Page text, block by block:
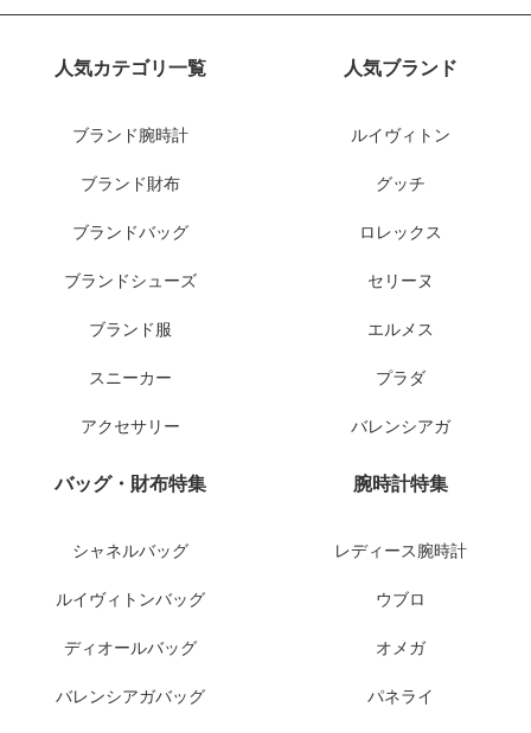
人気カテゴリ一覧
ブランド腕時計
ブランド財布
ブランドバッグ
ブランドシューズ
ブランド服
スニーカー
アクセサリー
人気ブランド
ルイヴィトン
グッチ
ロレックス
セリーヌ
エルメス
プラダ
バレンシアガ
バッグ・財布特集
シャネルバッグ
ルイヴィトンバッグ
ディオールバッグ
バレンシアガバッグ
腕時計特集
レディース腕時計
ウブロ
オメガ
パネライ